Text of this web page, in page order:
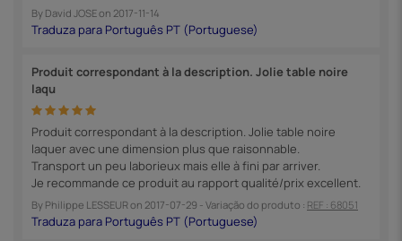
By David JOSEon 2017-11-14
Produit correspondant à la description. Jolie table noire
laqu
Produit correspondant à la description. Jolie table noire
laquer avec une dimension plus que raisonnable.
Transport un peu laborieux mais elle à fini par arriver.
Je recommande ce produit au rapport qualité/prix excellent.
By Philippe LESSEURon 2017-07-29 - Variação do produto : REF : 68051